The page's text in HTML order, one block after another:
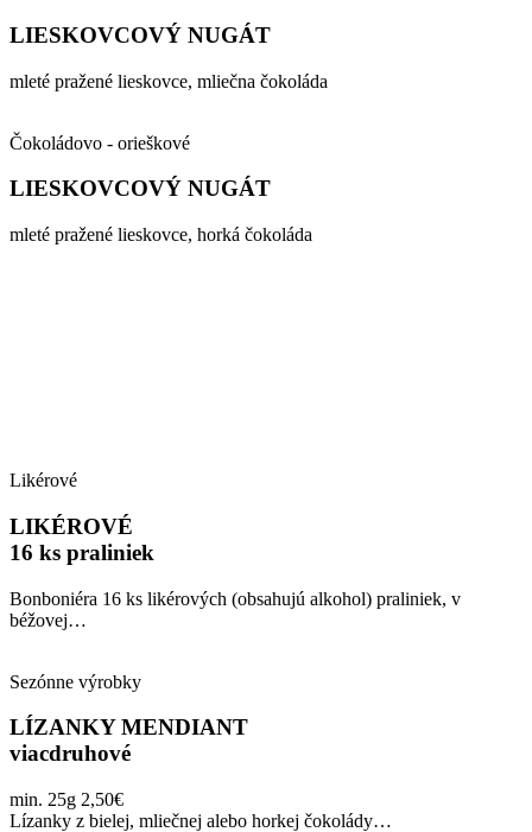
LIESKOVCOVÝ NUGÁT
mleté pražené lieskovce, mliečna čokoláda
Čokoládovo - orieškové
LIESKOVCOVÝ NUGÁT
mleté pražené lieskovce, horká čokoláda
Likérové
LIKÉROVÉ
16 ks praliniek
Bonboniéra 16 ks likérových (obsahujú alkohol) praliniek, v
béžovej…
Sezónne výrobky
LÍZANKY MENDIANT
viacdruhové
min. 25g 2,50€
Lízanky z bielej, mliečnej alebo horkej čokolády…